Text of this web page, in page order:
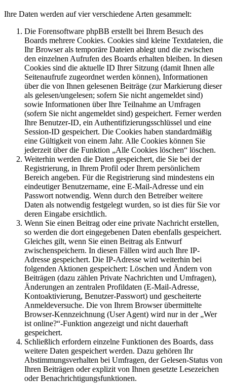
Ihre Daten werden auf vier verschiedene Arten gesammelt:
Die Forensoftware phpBB erstellt bei Ihrem Besuch des
Boards mehrere Cookies. Cookies sind kleine Textdateien, die
Ihr Browser als temporäre Dateien ablegt und die zwischen
den einzelnen Aufrufen des Boards erhalten bleiben. In diesen
Cookies sind die aktuelle ID Ihrer Sitzung (damit Ihnen alle
Seitenaufrufe zugeordnet werden können), Informationen
über die von Ihnen gelesenen Beiträge (zur Markierung dieser
als gelesen/ungelesen; sofern Sie nicht angemeldet sind)
sowie Informationen über Ihre Teilnahme an Umfragen
(sofern Sie nicht angemeldet sind) gespeichert. Ferner werden
Ihre Benutzer-ID, ein Authentifizierungsschlüssel und eine
Session-ID gespeichert. Die Cookies haben standardmäßig
eine Gültigkeit von einem Jahr. Alle Cookies können Sie
jederzeit über die Funktion „Alle Cookies löschen“ löschen.
Weiterhin werden die Daten gespeichert, die Sie bei der
Registrierung, in Ihrem Profil oder Ihrem persönlichem
Bereich angeben. Für die Registrierung sind mindestens ein
eindeutiger Benutzername, eine E-Mail-Adresse und ein
Passwort notwendig. Wenn durch den Betreiber weitere
Daten als notwendig festgelegt wurden, so ist dies für Sie vor
deren Eingabe ersichtlich.
Wenn Sie einen Beitrag oder eine private Nachricht erstellen,
so werden die dort eingegebenen Daten ebenfalls gespeichert.
Gleiches gilt, wenn Sie einen Beitrag als Entwurf
zwischenspeichern. In diesen Fällen wird auch Ihre IP-
Adresse gespeichert. Die IP-Adresse wird weiterhin bei
folgenden Aktionen gespeichert: Löschen und Ändern von
Beiträgen (dazu zählen Private Nachrichten und Umfragen),
Änderungen an zentralen Profildaten (E-Mail-Adresse,
Kontoaktivierung, Benutzer-Passwort) und gescheiterte
Anmeldeversuche. Die von Ihrem Browser übermittelte
Browser-Kennzeichnung (User Agent) wird nur in der „Wer
ist online?“-Funktion angezeigt und nicht dauerhaft
gespeichert.
Schließlich erfordern einzelne Funktionen des Boards, dass
weitere Daten gespeichert werden. Dazu gehören Ihr
Abstimmungsverhalten bei Umfragen, der Gelesen-Status von
Ihren Beiträgen oder explizit von Ihnen gesetzte Lesezeichen
oder Benachrichtigungsfunktionen.